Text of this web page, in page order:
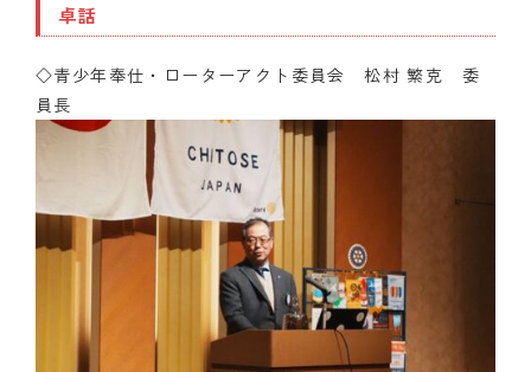
卓話
◇青少年奉仕・ローターアクト委員会 松村 繁克 委
員長